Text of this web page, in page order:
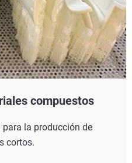
compuestos
para la producción de
cortos.